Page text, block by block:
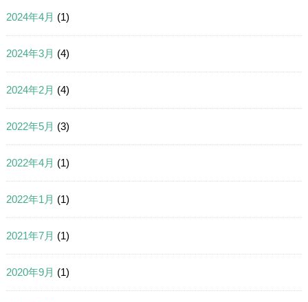
2024年4月 (1)
2024年3月 (4)
2024年2月 (4)
2022年5月 (3)
2022年4月 (1)
2022年1月 (1)
2021年7月 (1)
2020年9月 (1)